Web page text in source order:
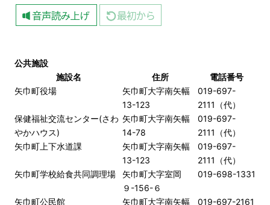
公共施設
施設名
住所
電話番号
矢巾町役場
矢巾町大字南矢幅
13-123
019-697-
2111（代）
保健福祉交流センター(さわ
やかハウス)
矢巾町大字南矢幅
14-78
019-697-
2111（代）
矢巾町上下水道課
矢巾町大字南矢幅
13-123
019-697-
2111（代）
矢巾町学校給食共同調理場
矢巾町大字室岡
９-156-６
019-698-1331
矢巾町公民館
矢巾町大字南矢幅
019-697-2161